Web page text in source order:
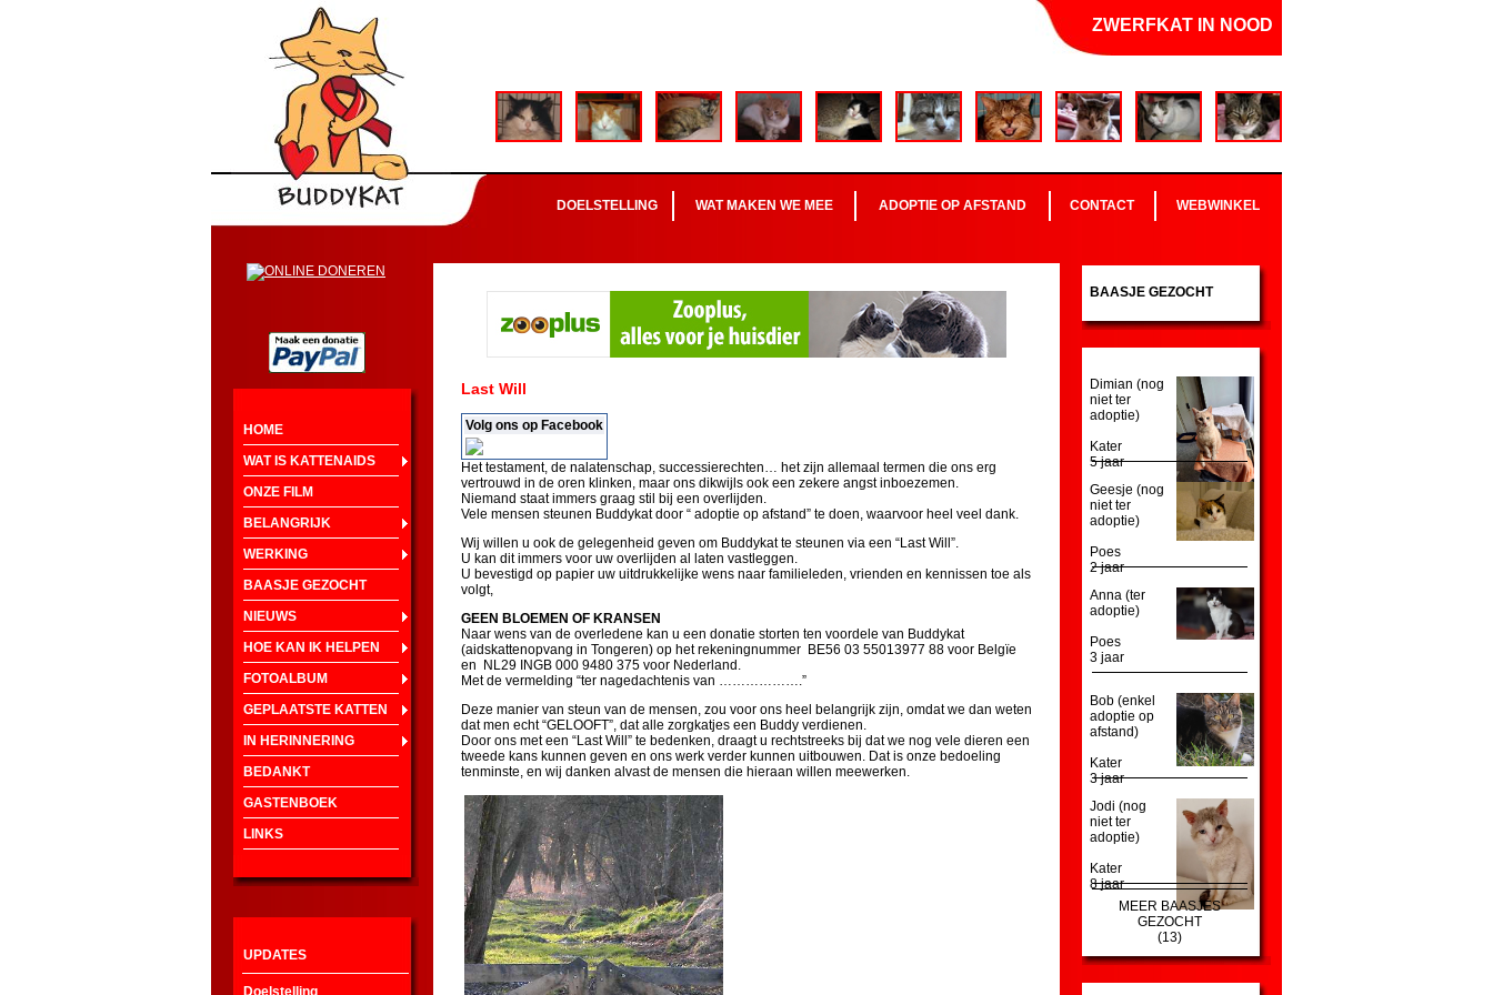
ZWERFKAT IN NOOD
DOELSTELLING WAT MAKEN WE MEE ADOPTIE OP AFSTAND CONTACT WEBWINKEL
HOME
WAT IS KATTENAIDS
ONZE FILM
BELANGRIJK
WERKING
BAASJE GEZOCHT
NIEUWS
HOE KAN IK HELPEN
FOTOALBUM
GEPLAATSTE KATTEN
IN HERINNERING
BEDANKT
GASTENBOEK
LINKS
UPDATES
Doelstelling
Last Will
Volg ons op Facebook
Het testament, de nalatenschap, successierechten… het zijn allemaal termen die ons erg
vertrouwd in de oren klinken, maar ons dikwijls ook een zekere angst inboezemen.
Niemand staat immers graag stil bij een overlijden.
Vele mensen steunen Buddykat door “ adoptie op afstand” te doen, waarvoor heel veel dank.
Wij willen u ook de gelegenheid geven om Buddykat te steunen via een “Last Will”.
U kan dit immers voor uw overlijden al laten vastleggen.
U bevestigd op papier uw uitdrukkelijke wens naar familieleden, vrienden en kennissen toe als
volgt,
GEEN BLOEMEN OF KRANSEN
Naar wens van de overledene kan u een donatie storten ten voordele van Buddykat
(aidskattenopvang in Tongeren) op het rekeningnummer BE56 03 55013977 88 voor Belgïe
en NL29 INGB 000 9480 375 voor Nederland.
Met de vermelding “ter nagedachtenis van ……………….”
Deze manier van steun van de mensen, zou voor ons heel belangrijk zijn, omdat we dan weten
dat men echt “GELOOFT”, dat alle zorgkatjes een Buddy verdienen.
Door ons met een “Last Will” te bedenken, draagt u rechtstreeks bij dat we nog vele dieren een
tweede kans kunnen geven en ons werk verder kunnen uitbouwen. Dat is onze bedoeling
tenminste, en wij danken alvast de mensen die hieraan willen meewerken.
BAASJE GEZOCHT
Dimian (nog
niet ter
adoptie)
Kater
5 jaar
Geesje (nog
niet ter
adoptie)
Poes
2 jaar
Anna (ter
adoptie)
Poes
3 jaar
Bob (enkel
adoptie op
afstand)
Kater
3 jaar
Jodi (nog
niet ter
adoptie)
Kater
8 jaar
MEER BAASJES
GEZOCHT
(13)